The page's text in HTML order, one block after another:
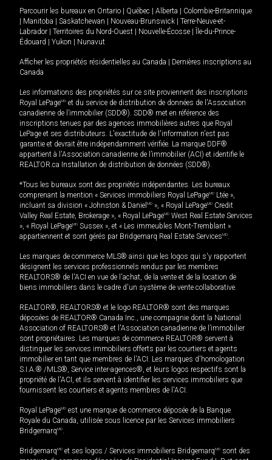
Parcourir les bureaux en Ontario Québec Alberta
Colombie-Britannique
Manitoba Saskatchewan Nouveau-Brunswick
Terre-Neuve-et-
Labrador
Territoires du Nord-Ouest Nouvelle-Écosse
Île-du-Prince-
Édouard
Yukon Nunavut
Afficher les propriétés résidentielles au Canada
Dernières inscriptions au
Canada
Les informations des propriétés sur ce site proviennent des inscriptions
Royal LePageMD et du service de distribution de données de l'Association
canadienne de l’immobilier (SDD®). SDD® met en référence des
inscriptions tenues par des agences immobilières autres que Royal
LePage et ses distributeurs. L'exactitude de l'information n'est pas
garantie et devrait être indépendamment vérifiée. La marque DDF®
appartient à l'Association canadienne de l’immobilier (ACI) et identifie le
REALTOR.ca Installation de distribution de données (SDD®).
*Tous les bureaux sont des propriétés indépendantes. Les bureaux
comprenant la mention « Services immobiliers Royal LePageMD Ltée »,
incluant sa division « Johnston & Daniel MD », « Royal LePageMD Credit
Valley Real Estate, Brokerage », « Royal LePageMD West Real Estate Services
», « Royal LePageMD Sussex », et « Les immeubles Mont-Tremblant »
appartiennent et sont gérés par Bridgemarq Real Estate ServicesMD.
Les marques de commerce MLS® ainsi que les logos qui s'y rapportent
désignent les services professionnels rendus par les membres
REALTORS® de l'ACI en vue de l'achat, de la vente et de la location de
biens immobiliers dans le cadre d'un système de vente collaborative.
REALTOR®, REALTORS® et le logo REALTOR® sont des marques
déposées de REALTOR® Canada Inc., une compagnie dont la National
Association of REALTORS® et l'Association canadienne de l’immobilier
sont propriétaires. Les marques de commerce REALTOR® servent à
distinguer les services immobiliers offerts par les courtiers et agents
immobilier en tant que membres de l'ACI. Les marques d'homologation
S.I.A.® /MLS®, Service inter-agences®, et leurs logos respectifs sont la
propriété de l'ACI, et ils servent à identifier les services immobiliers que
fournissent les courtiers et agents membres de l'ACI.
Royal LePageMD est une marque de commerce déposée de la Banque
Royale du Canada, utilisée sous licence par les Services immobiliers
BridgemarqMD.
BridgemarqMD et ses logos / Services immobiliers BridgemarqMD sont des